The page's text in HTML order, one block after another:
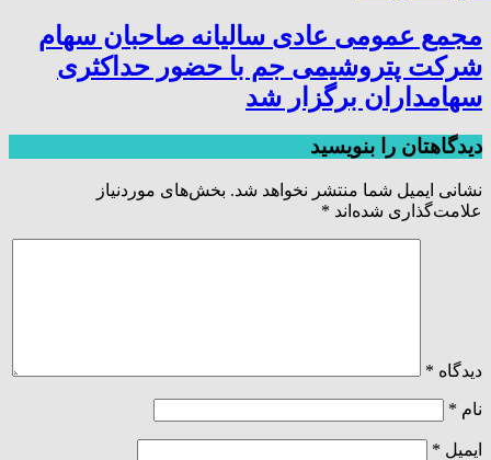
مجمع عمومی عادی سالیانه صاحبان سهام
شرکت پتروشیمی جم با حضور حداکثری
سهامداران برگزار شد
دیدگاهتان را بنویسید
نشانی ایمیل شما منتشر نخواهد شد. بخش‌های موردنیاز
علامت‌گذاری شده‌اند *
دیدگاه *
نام *
ایمیل *